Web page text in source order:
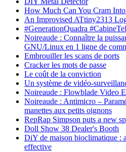
How Much Can You Cram
An Improvised ATtiny2313
#GenerationQuadra
Noireaude : Connaître la
GNU/Linux en 1 ligne de
Embrouiller les scans de ports
Cracker les mots de passe
Le coût de la conviction
Un système de vidéo-
Noireaude : Flowblade Video
Noireaude : Antimicro –
manettes aux petits oignons
RepRap Simpson puts a new
Doll Show 38 Dealer's Booth
DiY de maison bioclimatique :
effective